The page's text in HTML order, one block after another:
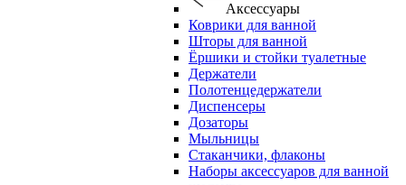
Аксессуары
Коврики для ванной
Шторы для ванной
Ёршики и стойки туалетные
Держатели
Полотенцедержатели
Диспенсеры
Дозаторы
Мыльницы
Стаканчики, флаконы
Наборы аксессуаров для ванной